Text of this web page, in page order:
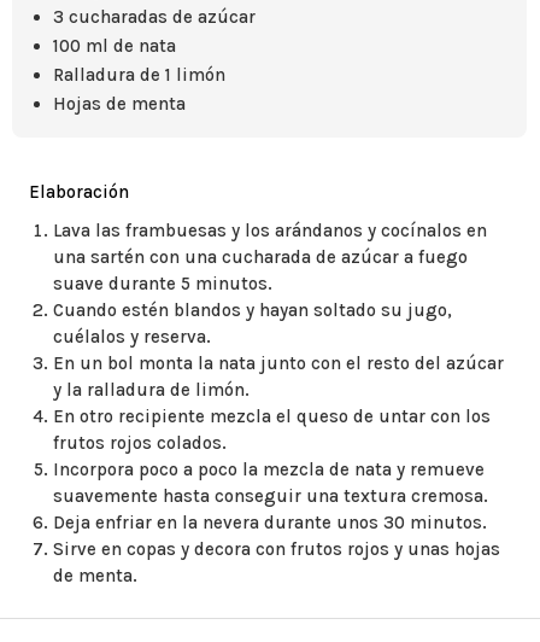
3 cucharadas de azúcar
100 ml de nata
Ralladura de 1 limón
Hojas de menta
Elaboración
Lava las frambuesas y los arándanos y cocínalos en
una sartén con una cucharada de azúcar a fuego
suave durante 5 minutos.
Cuando estén blandos y hayan soltado su jugo,
cuélalos y reserva.
En un bol monta la nata junto con el resto del azúcar
y la ralladura de limón.
En otro recipiente mezcla el queso de untar con los
frutos rojos colados.
Incorpora poco a poco la mezcla de nata y remueve
suavemente hasta conseguir una textura cremosa.
Deja enfriar en la nevera durante unos 30 minutos.
Sirve en copas y decora con frutos rojos y unas hojas
de menta.